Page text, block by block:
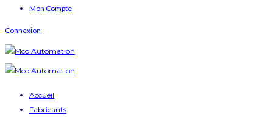
Mon Compte
Connexion
Accueil
Fabricants